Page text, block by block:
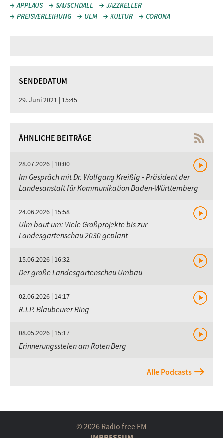
APPLAUS SAUSCHDALL
JAZZKELLER
PREISVERLEIHUNG
ULM KULTUR CORONA
SENDEDATUM
29. Juni 2021 | 15:45
ÄHNLICHE BEITRÄGE
28.07.2026 | 10:00
Im Gespräch mit Dr. Wolfgang Kreißig - Präsident der
Landesanstalt für Kommunikation Baden-Württemberg
24.06.2026 | 15:58
Ulm baut um: Viele Großprojekte bis zur
Landesgartenschau 2030 geplant
15.06.2026 | 16:32
Der große Landesgartenschau Umbau
02.06.2026 | 14:17
R.I.P. Blaubeurer Ring
08.05.2026 | 15:17
Erinnerungsstelen am Roten Berg
Alle Podcasts
© 2026 Radio free FM